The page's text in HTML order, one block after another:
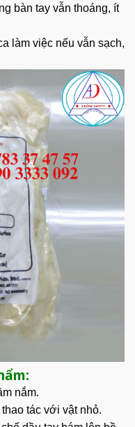
bàn tay vẫn thoáng, ít
làm việc nếu vẫn sạch,
nắm.
tác với vật nhỏ.